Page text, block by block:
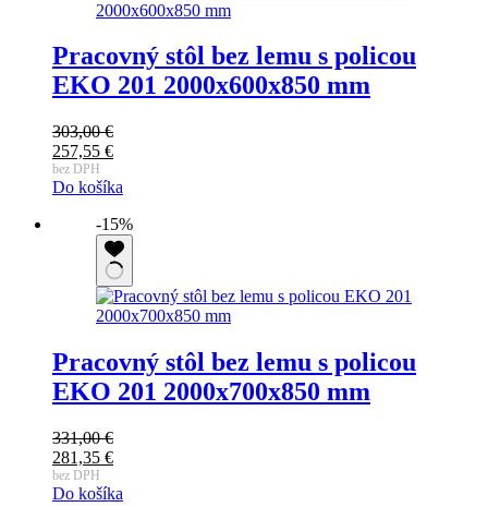
Pracovný stôl bez lemu s policou
EKO 201 2000x600x850 mm
303,00€
Pôvodná
cena
bola:
257,55 €
Aktuálna
cena
257,55 €.
bez DPH
Do košíka
-15%
Pracovný stôl bez lemu s policou
EKO 201 2000x700x850 mm
331,00€
Pôvodná
cena
bola:
281,35 €
Aktuálna
cena
bez DPH
Do košíka